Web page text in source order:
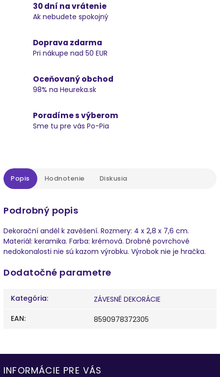
30 dní na vrátenie
Ak nebudete spokojný
Doprava zdarma
Pri nákupe nad 50 EUR
Oceňovaný obchod
98% na Heureka.sk
Poradíme s výberom
Sme tu pre vás Po-Pia
Popis Hodnotenie Diskusia
Podrobný popis
Dekorační anděl k zavěšení. Rozmery: 4 x 2,8 x 7,6 cm.
Materiál: keramika. Farba: krémová. Drobné povrchové
nedokonalosti nie sú kazom výrobku. Výrobok nie je hračka.
Dodatočné parametre
Kategória:
ZÁVESNÉ DEKORÁCIE
EAN: 8590978372305
INFORMÁCIE PRE VÁS